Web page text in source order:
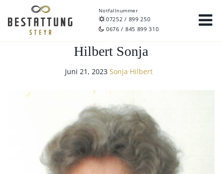
Notfallnummer
07252 / 899 250
0676 / 845 899 310
Hilbert Sonja
Juni 21, 2023 Sonja Hilbert